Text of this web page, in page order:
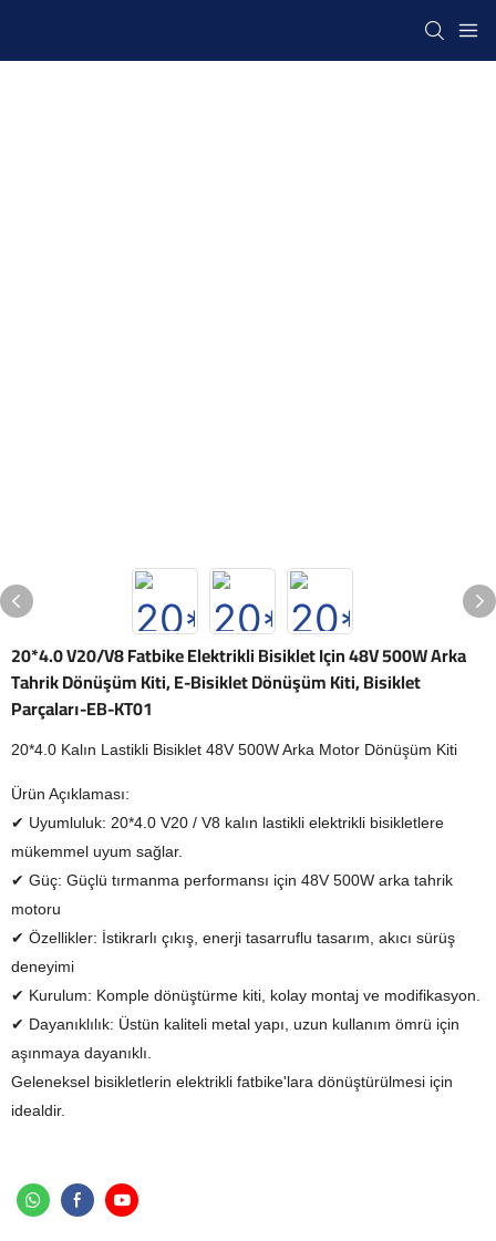
20*4.0 V20/V8 Fatbike Elektrikli Bisiklet Için 48V 500W Arka
Tahrik Dönüşüm Kiti, E-Bisiklet Dönüşüm Kiti, Bisiklet
Parçaları-EB-KT01
20*4.0 Kalın Lastikli Bisiklet 48V 500W Arka Motor Dönüşüm Kiti
Ürün Açıklaması:
✔ Uyumluluk: 20*4.0 V20 / V8 kalın lastikli elektrikli bisikletlere
mükemmel uyum sağlar.
✔ Güç: Güçlü tırmanma performansı için 48V 500W arka tahrik
motoru
✔ Özellikler: İstikrarlı çıkış, enerji tasarruflu tasarım, akıcı sürüş
deneyimi
✔ Kurulum: Komple dönüştürme kiti, kolay montaj ve modifikasyon.
✔ Dayanıklılık: Üstün kaliteli metal yapı, uzun kullanım ömrü için
aşınmaya dayanıklı.
Geleneksel bisikletlerin elektrikli fatbike'lara dönüştürülmesi için
idealdir.